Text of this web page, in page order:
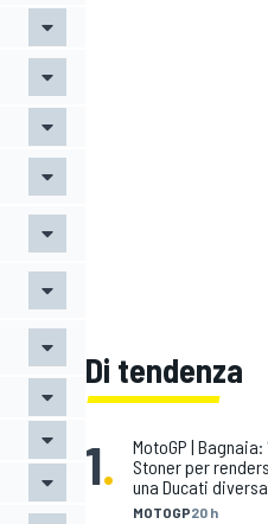
Di tendenza
1.
MOTOGP20 h
MotoGP |
Stoner per
una Ducati